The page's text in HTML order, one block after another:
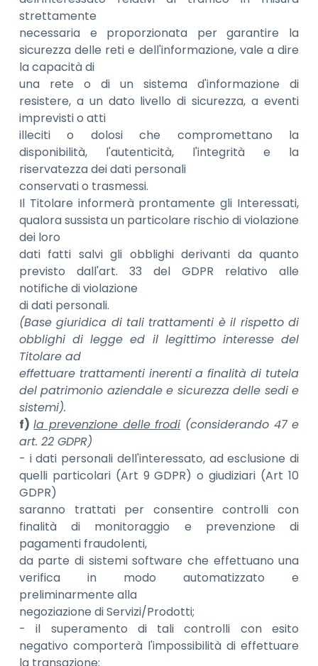
strettamente
necessaria e proporzionata per garantire la
sicurezza delle reti e dell'informazione, vale a dire
la capacità di
una rete o di un sistema d'informazione di
resistere, a un dato livello di sicurezza, a eventi
imprevisti o atti
illeciti o dolosi che compromettano la
disponibilità, l'autenticità, l'integrità e la
riservatezza dei dati personali
conservati o trasmessi.
Il Titolare informerà prontamente gli Interessati,
qualora sussista un particolare rischio di violazione
dei loro
dati fatti salvi gli obblighi derivanti da quanto
previsto dall'art. 33 del GDPR relativo alle
notifiche di violazione
di dati personali.
(Base giuridica di tali trattamenti è il rispetto di
obblighi di legge ed il legittimo interesse del
Titolare ad
effettuare trattamenti inerenti a finalità di tutela
del patrimonio aziendale e sicurezza delle sedi e
sistemi).
f) la prevenzione delle frodi (considerando 47 e
art. 22 GDPR)
- i dati personali dell'interessato, ad esclusione di
quelli particolari (Art 9 GDPR) o giudiziari (Art 10
GDPR)
saranno trattati per consentire controlli con
finalità di monitoraggio e prevenzione di
pagamenti fraudolenti,
da parte di sistemi software che effettuano una
verifica in modo automatizzato e
preliminarmente alla
negoziazione di Servizi/Prodotti;
- il superamento di tali controlli con esito
negativo comporterà l'impossibilità di effettuare